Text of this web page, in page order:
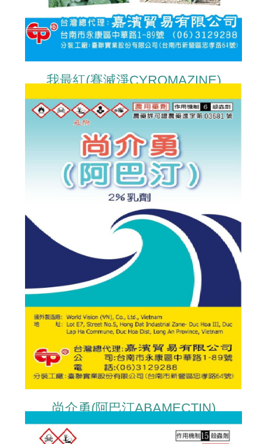
我最紅(賽滅淨CYROMAZINE)
尚介勇(阿巴汀ABAMECTIN)